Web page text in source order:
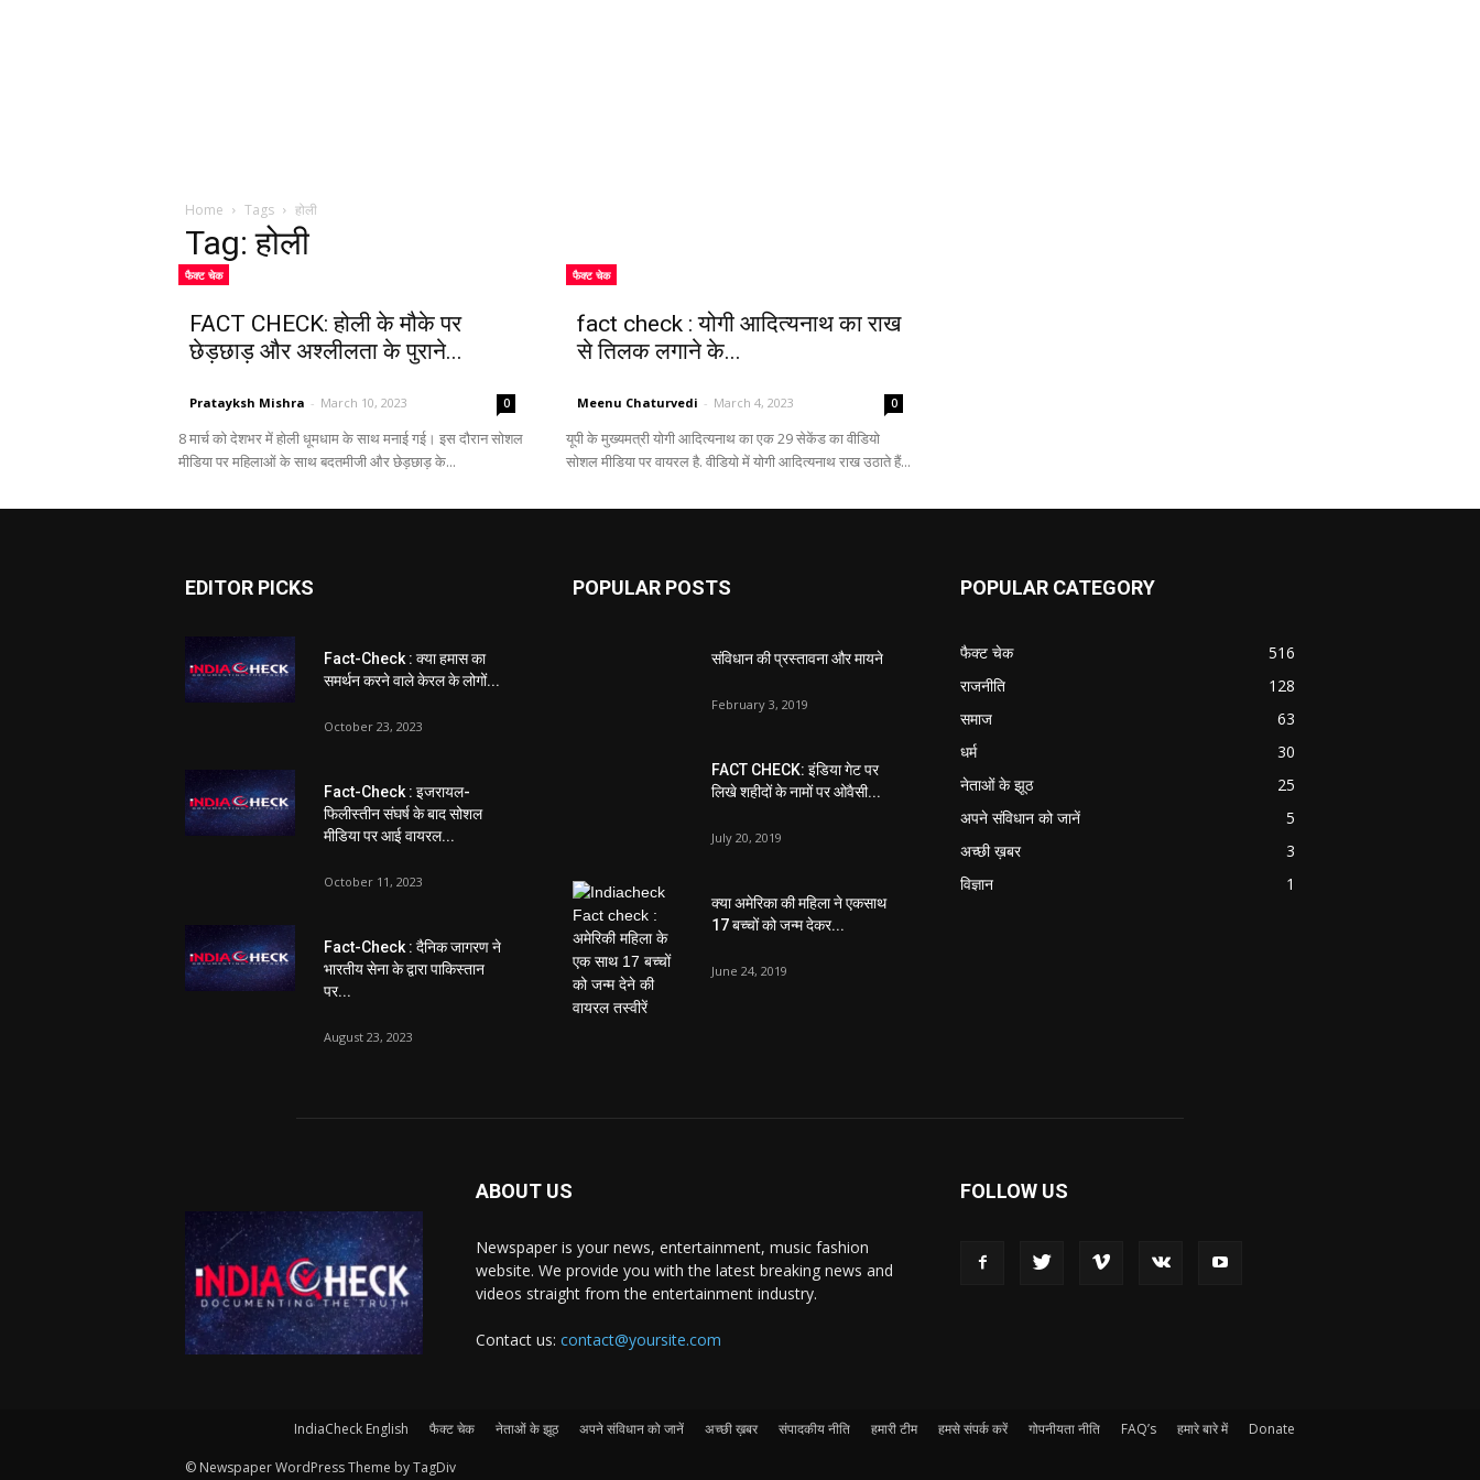
Home Tags होली
Tag: होली
फैक्ट चेक
FACT CHECK: होली के मौके पर
छेड़छाड़ और अश्लीलता के पुराने...
Pratayksh Mishra - March 10, 2023 0
8 मार्च को देशभर में होली धूमधाम के साथ मनाई गई। इस दौरान सोशल
मीडिया पर महिलाओं के साथ बदतमीजी और छेड़छाड़ के...
फैक्ट चेक
fact check : योगी आदित्यनाथ का राख
से तिलक लगाने के...
Meenu Chaturvedi - March 4, 2023 0
यूपी के मुख्यमत्री योगी आदित्यनाथ का एक 29 सेकेंड का वीडियो
सोशल मीडिया पर वायरल है. वीडियो में योगी आदित्यनाथ राख उठाते हैं...
EDITOR PICKS
Fact-Check : क्या हमास का
समर्थन करने वाले केरल के लोगों...
October 23, 2023
Fact-Check : इजरायल-
फिलीस्तीन संघर्ष के बाद सोशल
मीडिया पर आई वायरल...
October 11, 2023
Fact-Check : दैनिक जागरण ने
भारतीय सेना के द्वारा पाकिस्तान
पर...
August 23, 2023
POPULAR POSTS
संविधान की प्रस्तावना और मायने
February 3, 2019
FACT CHECK: इंडिया गेट पर
लिखे शहीदों के नामों पर ओवैसी...
July 20, 2019
क्या अमेरिका की महिला ने एकसाथ
17 बच्चों को जन्म देकर...
June 24, 2019
POPULAR CATEGORY
फैक्ट चेक
516
राजनीति
128
समाज
63
धर्म
30
नेताओं के झूठ
25
अपने संविधान को जानें
5
अच्छी ख़बर
3
विज्ञान
1
ABOUT US
Newspaper is your news, entertainment, music fashion
website. We provide you with the latest breaking news and
videos straight from the entertainment industry.
Contact us: contact@yoursite.com
FOLLOW US
IndiaCheck English फैक्ट चेक नेताओं के झूठ अपने संविधान को जानें अच्छी ख़बर संपादकीय नीति हमारी टीम हमसे संपर्क करें गोपनीयता नीति FAQ’s हमारे बारे में Donate
© Newspaper WordPress Theme by TagDiv